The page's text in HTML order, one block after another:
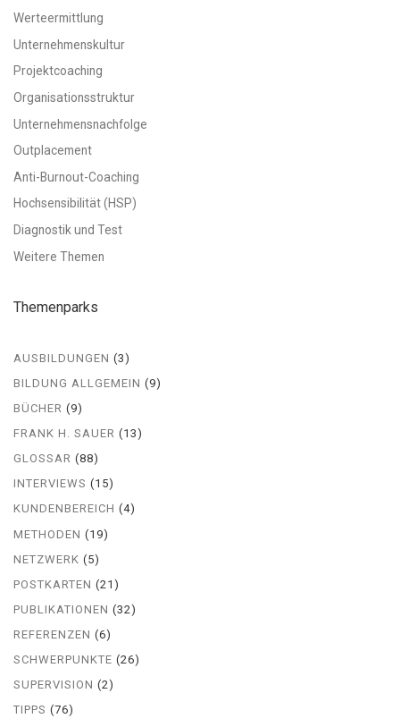
Werteermittlung
Unternehmenskultur
Projektcoaching
Organisationsstruktur
Unternehmensnachfolge
Outplacement
Anti-Burnout-Coaching
Hochsensibilität (HSP)
Diagnostik und Test
Weitere Themen
Themenparks
AUSBILDUNGEN (3)
BILDUNG ALLGEMEIN (9)
BÜCHER (9)
FRANK H. SAUER (13)
GLOSSAR (88)
INTERVIEWS (15)
KUNDENBEREICH (4)
METHODEN (19)
NETZWERK (5)
POSTKARTEN (21)
PUBLIKATIONEN (32)
REFERENZEN (6)
SCHWERPUNKTE (26)
SUPERVISION (2)
TIPPS (76)